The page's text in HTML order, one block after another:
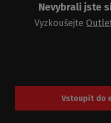
Nevybrali jste
Vyzkoušejte
Vstoupit do